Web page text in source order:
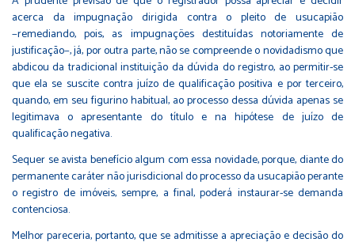
acerca da impugnação dirigida contra o pleito de usucapião
−remediando, pois, as impugnações destituídas notoriamente de
justificação−, já, por outra parte, não se compreende o novidadismo que
abdicou da tradicional instituição da dúvida do registro, ao permitir-se
que ela se suscite contra juízo de qualificação positiva e por terceiro,
quando, em seu figurino habitual, ao processo dessa dúvida apenas se
legitimava o apresentante do título e na hipótese de juízo de
qualificação negativa.
Sequer se avista benefício algum com essa novidade, porque, diante do
permanente caráter não jurisdicional do processo da usucapião perante
o registro de imóveis, sempre, a final, poderá instaurar-se demanda
contenciosa.
Melhor pareceria, portanto, que se admitisse a apreciação e decisão do